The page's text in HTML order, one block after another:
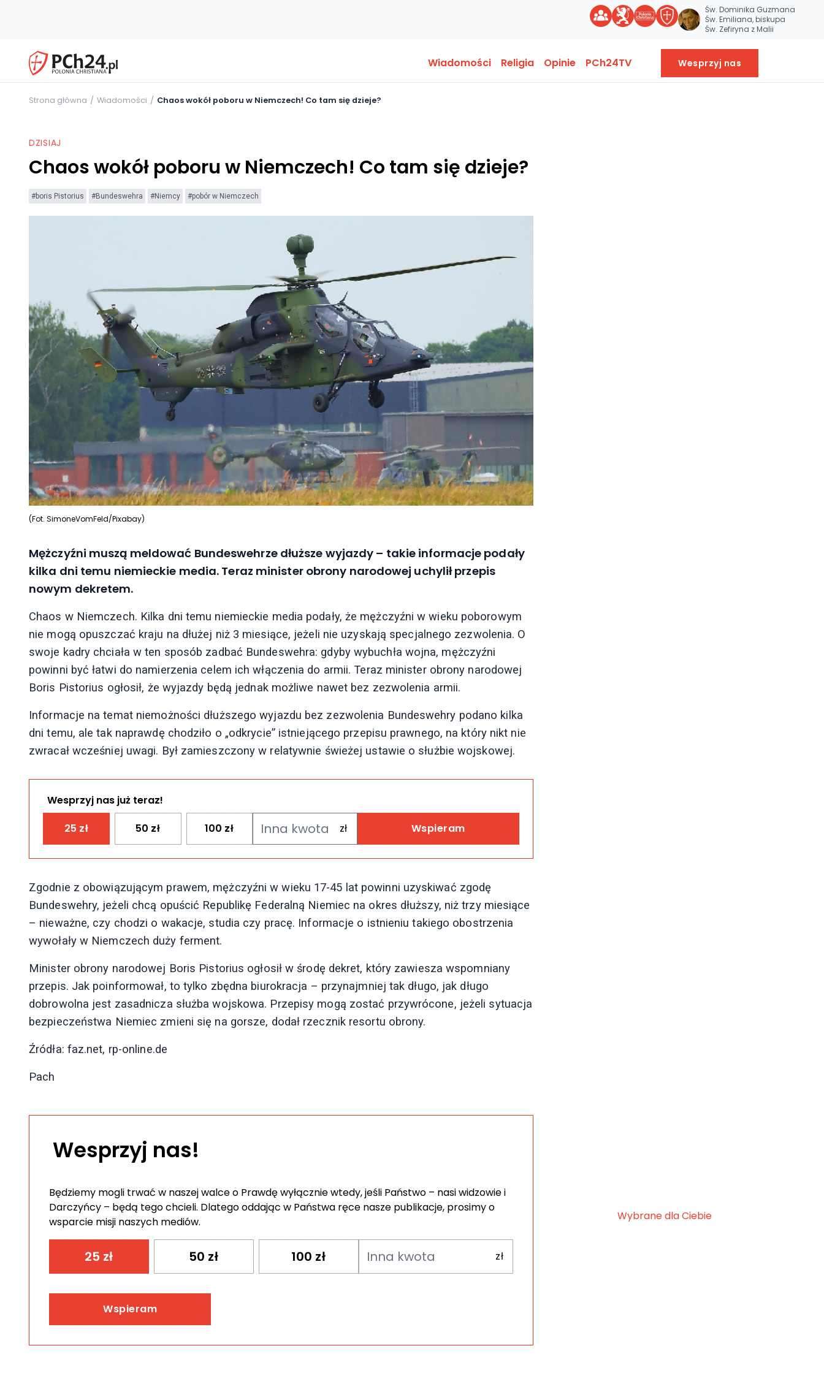
Św. Dominika Guzmana
Św. Emiliana, biskupa
Św. Zefiryna z Malii
Wiadomości Religia Opinie PCh24TV Wesprzyj nas
Strona główna Wiadomości Chaos wokół poboru w Niemczech! Co tam się dzieje?
DZISIAJ
Chaos wokół poboru w Niemczech! Co tam się dzieje?
#boris Pistorius #Bundeswehra #Niemcy #pobór w Niemczech
(Fot. SimoneVomFeld/Pixabay)
Mężczyźni muszą meldować Bundeswehrze dłuższe wyjazdy – takie informacje podały
kilka dni temu niemieckie media. Teraz minister obrony narodowej uchylił przepis
nowym dekretem.
Chaos w Niemczech. Kilka dni temu niemieckie media podały, że mężczyźni w wieku poborowym
nie mogą opuszczać kraju na dłużej niż 3 miesiące, jeżeli nie uzyskają specjalnego zezwolenia. O
swoje kadry chciała w ten sposób zadbać Bundeswehra: gdyby wybuchła wojna, mężczyźni
powinni być łatwi do namierzenia celem ich włączenia do armii. Teraz minister obrony narodowej
Boris Pistorius ogłosił, że wyjazdy będą jednak możliwe nawet bez zezwolenia armii.
Informacje na temat niemożności dłuższego wyjazdu bez zezwolenia Bundeswehry podano kilka
dni temu, ale tak naprawdę chodziło o „odkrycie” istniejącego przepisu prawnego, na który nikt nie
zwracał wcześniej uwagi. Był zamieszczony w relatywnie świeżej ustawie o służbie wojskowej.
Wesprzyj nas już teraz!
25 zł 50 zł 100 zł Wspieram
Zgodnie z obowiązującym prawem, mężczyźni w wieku 17-45 lat powinni uzyskiwać zgodę
Bundeswehry, jeżeli chcą opuścić Republikę Federalną Niemiec na okres dłuższy, niż trzy miesiące
– nieważne, czy chodzi o wakacje, studia czy pracę. Informacje o istnieniu takiego obostrzenia
wywołały w Niemczech duży ferment.
Minister obrony narodowej Boris Pistorius ogłosił w środę dekret, który zawiesza wspomniany
przepis. Jak poinformował, to tylko zbędna biurokracja – przynajmniej tak długo, jak długo
dobrowolna jest zasadnicza służba wojskowa. Przepisy mogą zostać przywrócone, jeżeli sytuacja
bezpieczeństwa Niemiec zmieni się na gorsze, dodał rzecznik resortu obrony.
Źródła: faz.net, rp-online.de
Pach
Wesprzyj nas!
Będziemy mogli trwać w naszej walce o Prawdę wyłącznie wtedy, jeśli Państwo – nasi widzowie i
Darczyńcy – będą tego chcieli. Dlatego oddając w Państwa ręce nasze publikacje, prosimy o
wsparcie misji naszych mediów.
25 zł 50 zł 100 zł
Wspieram
Wybrane dla Ciebie